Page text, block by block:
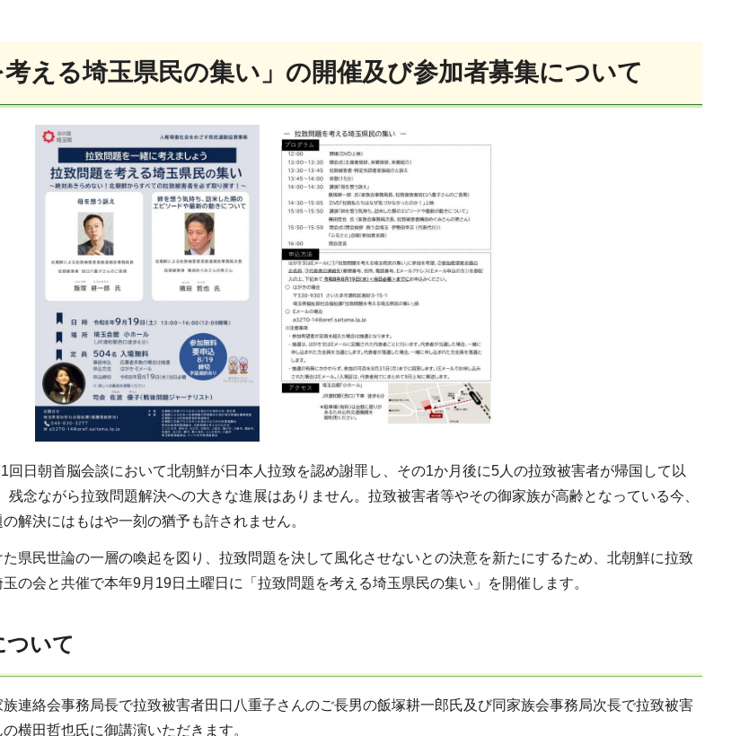
考える埼玉県民の集い」の開催及び参加者募集について
回日朝首脳会談において北朝鮮が日本人拉致を認め謝罪し、その1か月後に5人の拉致被害者が帰国して以
残念ながら拉致問題解決への大きな進展はありません。拉致被害者等やその御家族が高齢となっている今、
解決にはもはや一刻の猶予も許されません。
県民世論の一層の喚起を図り、拉致問題を決して風化させないとの決意を新たにするため、北朝鮮に拉致
の会と共催で本年9月19日土曜日に「拉致問題を考える埼玉県民の集い」を開催します。
ついて
連絡会事務局長で拉致被害者田口八重子さんのご長男の飯塚耕一郎氏及び同家族会事務局次長で拉致被害
横田哲也氏に御講演いただきます。